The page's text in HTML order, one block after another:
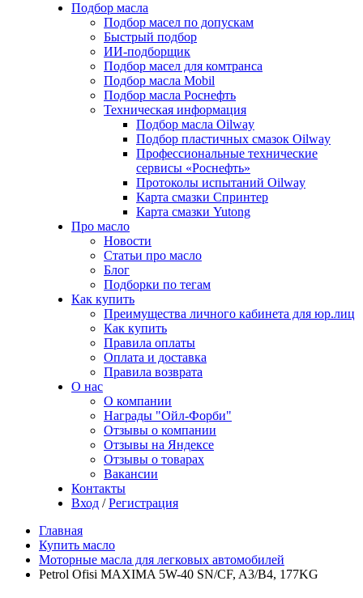
Подбор масла
Подбор масел по допускам
Быстрый подбор
ИИ-подборщик
Подбор масел для комтранса
Подбор масла Mobil
Подбор масла Роснефть
Техническая информация
Подбор масла Oilway
Подбор пластичных смазок Oilway
Профессиональные технические
сервисы «Роснефть»
Протоколы испытаний Oilway
Карта смазки Спринтер
Карта смазки Yutong
Про масло
Новости
Статьи про масло
Блог
Подборки по тегам
Как купить
Преимущества личного кабинета для юр.лиц
Как купить
Правила оплаты
Оплата и доставка
Правила возврата
О нас
О компании
Награды "Ойл-Форби"
Отзывы о компании
Отзывы на Яндексе
Отзывы о товарах
Вакансии
Контакты
Вход / Регистрация
Главная
Купить масло
Моторные масла для легковых автомобилей
Petrol Ofisi MAXIMA 5W-40 SN/CF, A3/B4, 177KG